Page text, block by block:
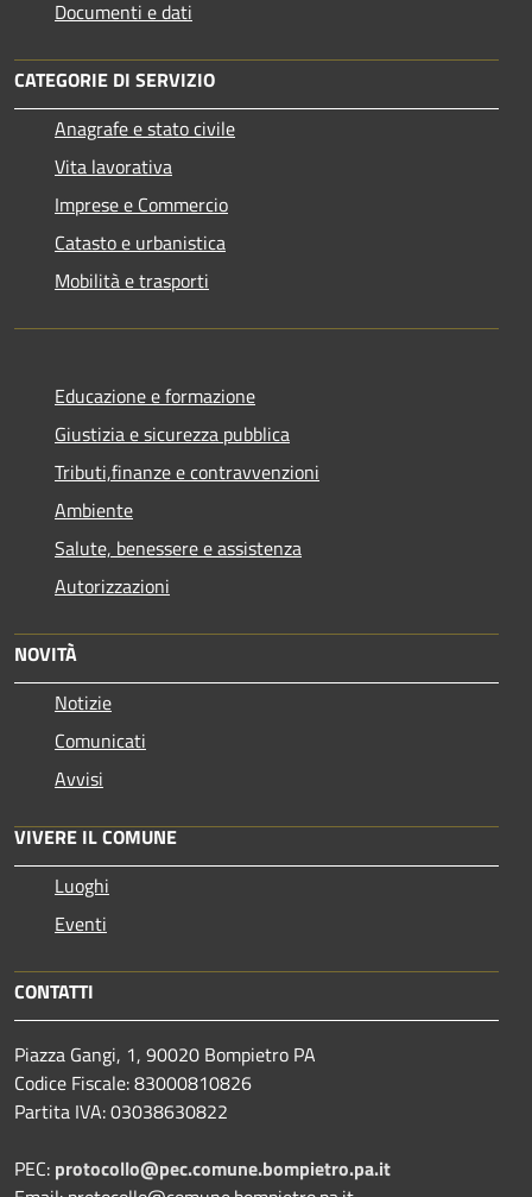
Documenti e dati
CATEGORIE DI SERVIZIO
Anagrafe e stato civile
Vita lavorativa
Imprese e Commercio
Catasto e urbanistica
Mobilità e trasporti
Educazione e formazione
Giustizia e sicurezza pubblica
Tributi,finanze e contravvenzioni
Ambiente
Salute, benessere e assistenza
Autorizzazioni
NOVITÀ
Notizie
Comunicati
Avvisi
VIVERE IL COMUNE
Luoghi
Eventi
CONTATTI
Piazza Gangi, 1, 90020 Bompietro PA
Codice Fiscale: 83000810826
Partita IVA: 03038630822
PEC: protocollo@pec.comune.bompietro.pa.it